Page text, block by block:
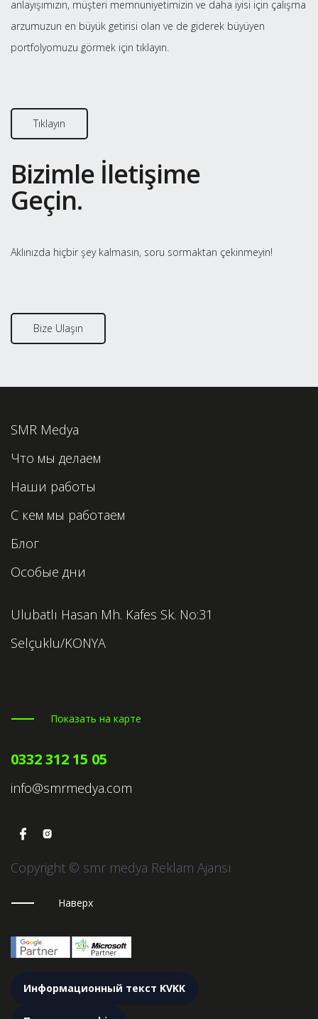
anlayışımızın, müşteri memnuniyetimizin ve daha iyisi için çalışma
arzumuzun en büyük getirisi olan ve de giderek büyüyen
portfolyomuzu görmek için tıklayın.
Tıklayın
Bizimle İletişime
Geçin.
Aklınızda hiçbir şey kalmasın, soru sormaktan çekinmeyin!
Bize Ulaşın
SMR Medya
Что мы делаем
Наши работы
С кем мы работаем
Блог
Особые дни
Ulubatlı Hasan Mh. Kafes Sk. No:31
Selçuklu/KONYA
Показать на карте
0332 312 15 05
info@smrmedya.com
Copyright © smr medya Reklam Ajansı
Наверх
Информационный текст KVKK